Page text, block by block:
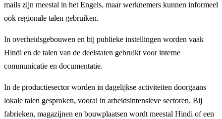
mails zijn meestal in het Engels, maar werknemers kunnen informeel
ook regionale talen gebruiken.
In overheidsgebouwen en bij publieke instellingen worden vaak
Hindi en de talen van de deelstaten gebruikt voor interne
communicatie en documentatie.
In de productiesector worden in dagelijkse activiteiten doorgaans
lokale talen gesproken, vooral in arbeidsintensieve sectoren. Bij
fabrieken, magazijnen en bouwplaatsen wordt meestal Hindi of een